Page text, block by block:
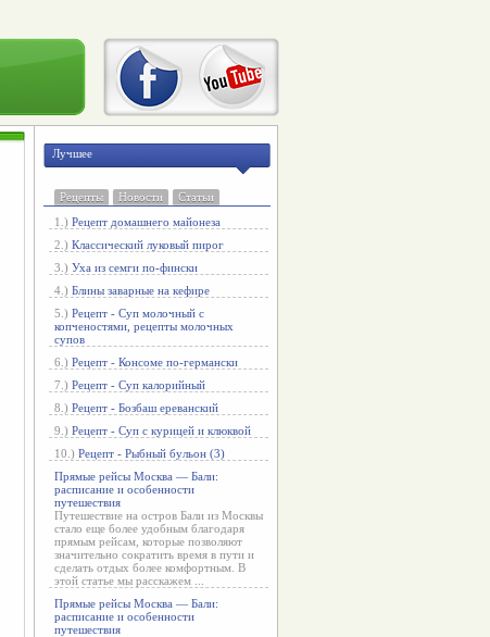
Лучшее
Рецепты Новости
Статьи
1.) Рецепт домашнего майонеза
2.) Классический луковый пирог
3.) Уха из семги по-фински
4.) Блины заварные на кефире
5.) Рецепт - Суп молочный с
копченостями, рецепты молочных
супов
6.) Рецепт - Консоме по-германски
7.) Рецепт - Суп калорийный
8.) Рецепт - Бозбаш ереванский
9.) Рецепт - Суп с курицей и клюквой
10.) Рецепт - Рыбный бульон (3)
Прямые рейсы Москва — Бали:
расписание и особенности
путешествия
Путешествие на остров Бали из Москвы
стало еще более удобным благодаря
прямым рейсам, которые позволяют
значительно сократить время в пути и
сделать отдых более комфортным. В
этой статье мы расскажем ...
Прямые рейсы Москва — Бали:
расписание и особенности
путешествия